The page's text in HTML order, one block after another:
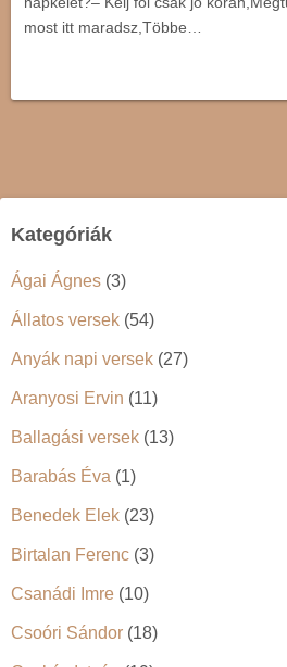
most itt maradsz,Többe…
Kategóriák
Ágai Ágnes (3)
Állatos versek (54)
Anyák napi versek (27)
Aranyosi Ervin (11)
Ballagási versek (13)
Barabás Éva (1)
Benedek Elek (23)
Birtalan Ferenc (3)
Csanádi Imre (10)
Csoóri Sándor (18)